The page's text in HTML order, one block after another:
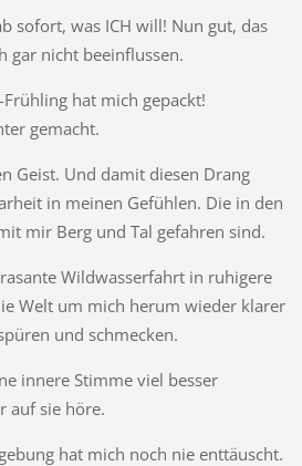
sofort, was ICH will! Nun gut, das
gar nicht beeinflussen.
hat mich gepackt!
gemacht.
Geist. Und damit diesen Drang
in meinen Gefühlen. Die in den
mir Berg und Tal gefahren sind.
Wildwasserfahrt in ruhigere
Welt um mich herum wieder klarer
und schmecken.
innere Stimme viel besser
auf sie höre.
hat mich noch nie enttäuscht.